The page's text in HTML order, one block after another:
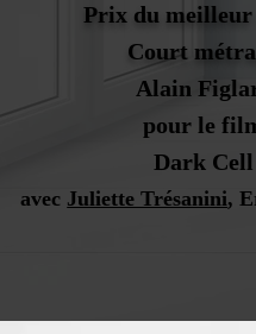
Prix du meilleur
Court
Alain
pour le
Dark Cell
avec Juliette Trésanini,